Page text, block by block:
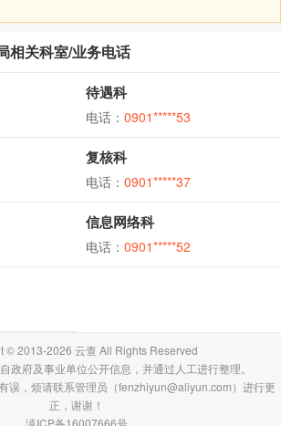
相关科室/业务电话
待遇科
电话： 0901*****53
复核科
电话： 0901*****37
信息网络科
电话： 0901*****52
© 2013-2026 云查 All Rights Reserved
政府及事业单位公开信息，并通过人工进行整理。
误，烦请联系管理员（fenzhiyun@aliyun.com）进行更
正，谢谢！
滇ICP备16007666号